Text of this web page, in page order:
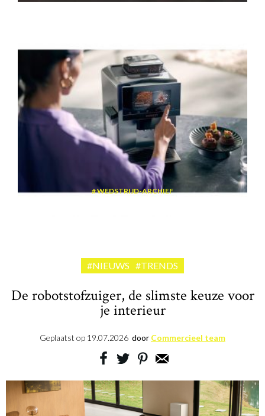
WEDSTRIJD-ARCHIEF
#NIEUWS #TRENDS
De robotstofzuiger, de slimste keuze voor
je interieur
Geplaatst op 19.07.2026 door Commercieel team